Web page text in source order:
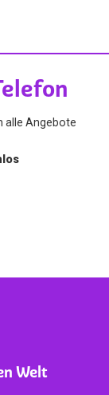
alle Angebote
Welt